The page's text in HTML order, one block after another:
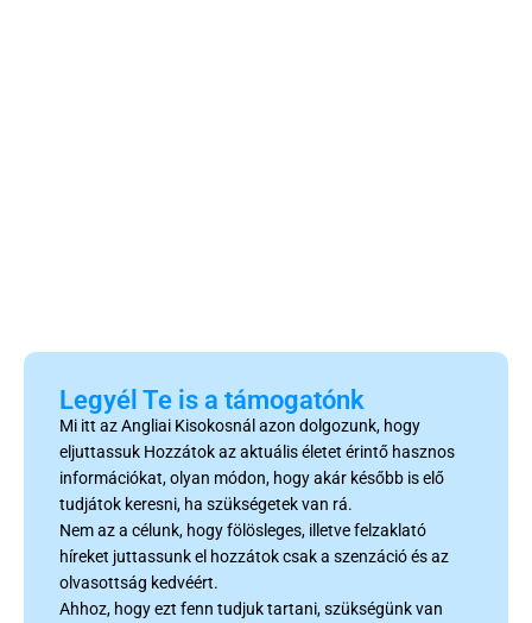
Legyél Te is a támogatónk
Mi itt az Angliai Kisokosnál azon dolgozunk, hogy
eljuttassuk Hozzátok az aktuális életet érintő hasznos
információkat, olyan módon, hogy akár később is elő
tudjátok keresni, ha szükségetek van rá.
Nem az a célunk, hogy fölösleges, illetve felzaklató
híreket juttassunk el hozzátok csak a szenzáció és az
olvasottság kedvéért.
Ahhoz, hogy ezt fenn tudjuk tartani, szükségünk van